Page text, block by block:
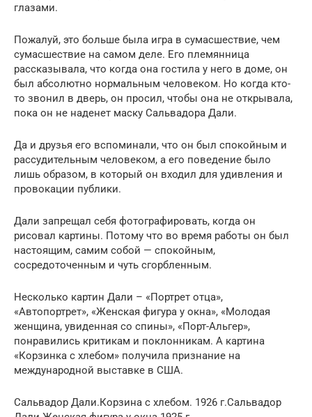
глазами.
Пожалуй, это больше была игра в сумасшествие, чем
сумасшествие на самом деле. Его племянница
рассказывала, что когда она гостила у него в доме, он
был абсолютно нормальным человеком. Но когда кто-
то звонил в дверь, он просил, чтобы она не открывала,
пока он не наденет маску Сальвадора Дали.
Да и друзья его вспоминали, что он был спокойным и
рассудительным человеком, а его поведение было
лишь образом, в который он входил для удивления и
провокации публики.
Дали запрещал себя фотографировать, когда он
рисовал картины. Потому что во время работы он был
настоящим, самим собой — спокойным,
сосредоточенным и чуть сгорбленным.
Несколько картин Дали – «Портрет отца»,
«Автопортрет», «Женская фигура у окна», «Молодая
женщина, увиденная со спины», «Порт-Альгер»,
понравились критикам и поклонникам. А картина
«Корзинка с хлебом» получила признание на
международной выставке в США.
Сальвадор Дали.Корзина с хлебом. 1926 г.Сальвадор